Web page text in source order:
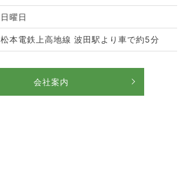
日曜日
松本電鉄上高地線 波田駅より車で約5分
会社案内